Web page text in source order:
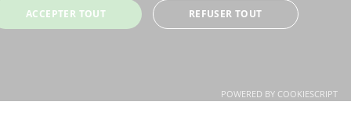
799 000 € HAI
ACCEPTER TOUT REFUSER TOUT
POWERED BY COOKIESCRIPT